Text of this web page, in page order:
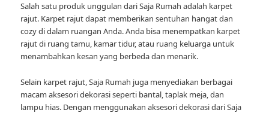
Salah satu produk unggulan dari Saja Rumah adalah karpet
rajut. Karpet rajut dapat memberikan sentuhan hangat dan
cozy di dalam ruangan Anda. Anda bisa menempatkan karpet
rajut di ruang tamu, kamar tidur, atau ruang keluarga untuk
menambahkan kesan yang berbeda dan menarik.
Selain karpet rajut, Saja Rumah juga menyediakan berbagai
macam aksesori dekorasi seperti bantal, taplak meja, dan
lampu hias. Dengan menggunakan aksesori dekorasi dari Saja